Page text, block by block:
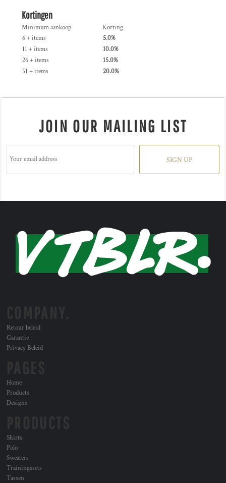
Kortingen
Minimum aankoop
Korting
6 + items
5.0%
11 + items
10.0%
26 + items
15.0%
51 + items
20.0%
JOIN OUR MAILING LIST
SIGN UP
Retour beleid
Garantie
Privacy Beleid
Home
Products
Designs
Shirts
Polo
Sweaters
Trainingssets
Tassen